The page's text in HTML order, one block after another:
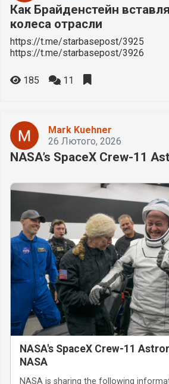
Как Брайденстейн
колеса отрасли
https://t.me/starbasepost/3925
https://t.me/starbasepost/3926
185 11
Mark Kuehner
26 Лютого, 2026
NASA’s SpaceX Crew-11
NASA's SpaceX Crew-11
NASA
NASA is sharing the following